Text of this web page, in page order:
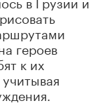
героев
к их